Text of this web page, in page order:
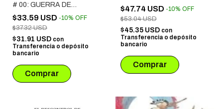
# 00: GUERRA DE
HECHICEROS LA
PELICULA
$33.59 USD -10% OFF
$37.32 USD
$31.91 USD con
Transferencia o depósito
bancario
$47.74 USD -10% OFF
$53.04 USD
$45.35 USD con
Transferencia o depósito
bancario